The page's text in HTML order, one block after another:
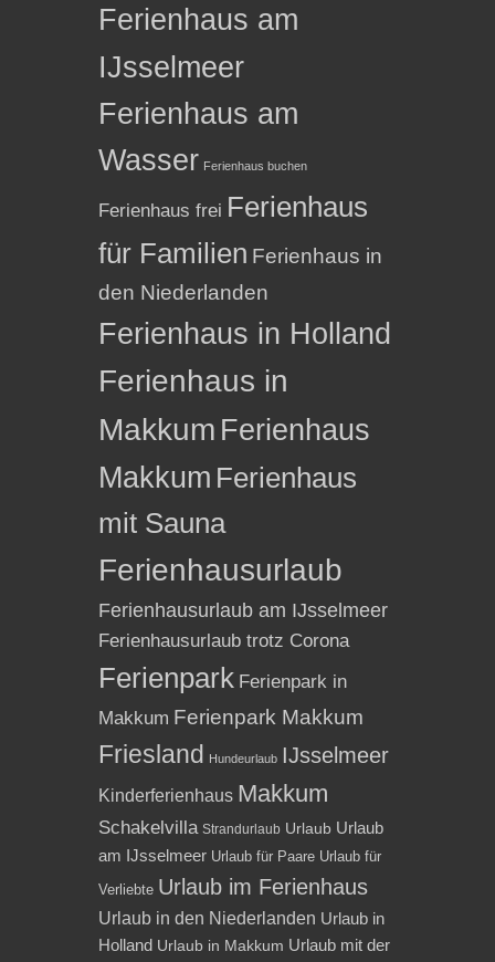
Ferienhaus am
IJsselmeer
Ferienhaus am
Wasser Ferienhaus buchen
Ferienhaus frei Ferienhaus
für Familien Ferienhaus in
den Niederlanden
Ferienhaus in Holland
Ferienhaus in
Makkum Ferienhaus
Makkum Ferienhaus
mit Sauna
Ferienhausurlaub
Ferienhausurlaub am IJsselmeer
Ferienhausurlaub trotz Corona
Ferienpark Ferienpark in
Makkum Ferienpark Makkum
Friesland Hundeurlaub IJsselmeer
Kinderferienhaus Makkum
Schakelvilla Strandurlaub Urlaub Urlaub
am IJsselmeer Urlaub für Paare Urlaub für
Verliebte Urlaub im Ferienhaus
Urlaub in den Niederlanden Urlaub in
Holland Urlaub in Makkum Urlaub mit der